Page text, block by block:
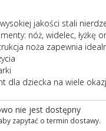
jakości stali
nóż, widelec, łyżkę
noża zapewnia
dla dziecka na wiele
nie jest dostępny
zapytać o termin dostawy.